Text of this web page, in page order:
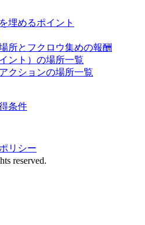
埋めるポイント
所とフクロウ集めの報酬
ント）の場所一覧
クションの場所一覧
条件
リシー
reserved.